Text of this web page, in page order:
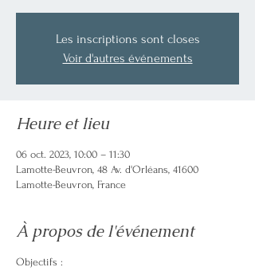
Les inscriptions sont closes
Voir d'autres événements
Heure et lieu
06 oct. 2023, 10:00 – 11:30
Lamotte-Beuvron, 48 Av. d'Orléans, 41600
Lamotte-Beuvron, France
À propos de l'événement
Objectifs :